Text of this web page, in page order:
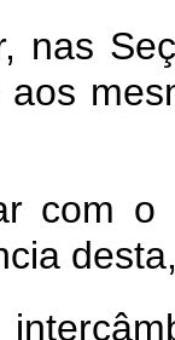
nas
com o